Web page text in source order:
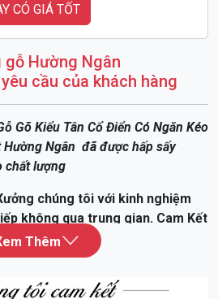
CÓ GIÁ TỐT
gỗ Hường Ngân
cầu của khách hàng
Gõ Kiểu Tân Cổ Điển Có Ngăn Kéo
Ngân đã được hấp sấy
chất lượng
chúng tôi với kinh nghiệm
không qua trung gian. Cam Kết